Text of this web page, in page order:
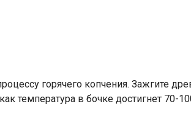
горячего копчения. Зажгите
температура в бочке достигнет 70-